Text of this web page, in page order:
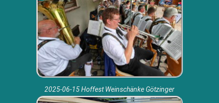
2025-06-15 Hoffest Weinschänke Götzinger